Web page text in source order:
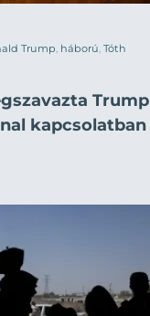
Trump háború Tóth
Trump
kapcsolatban